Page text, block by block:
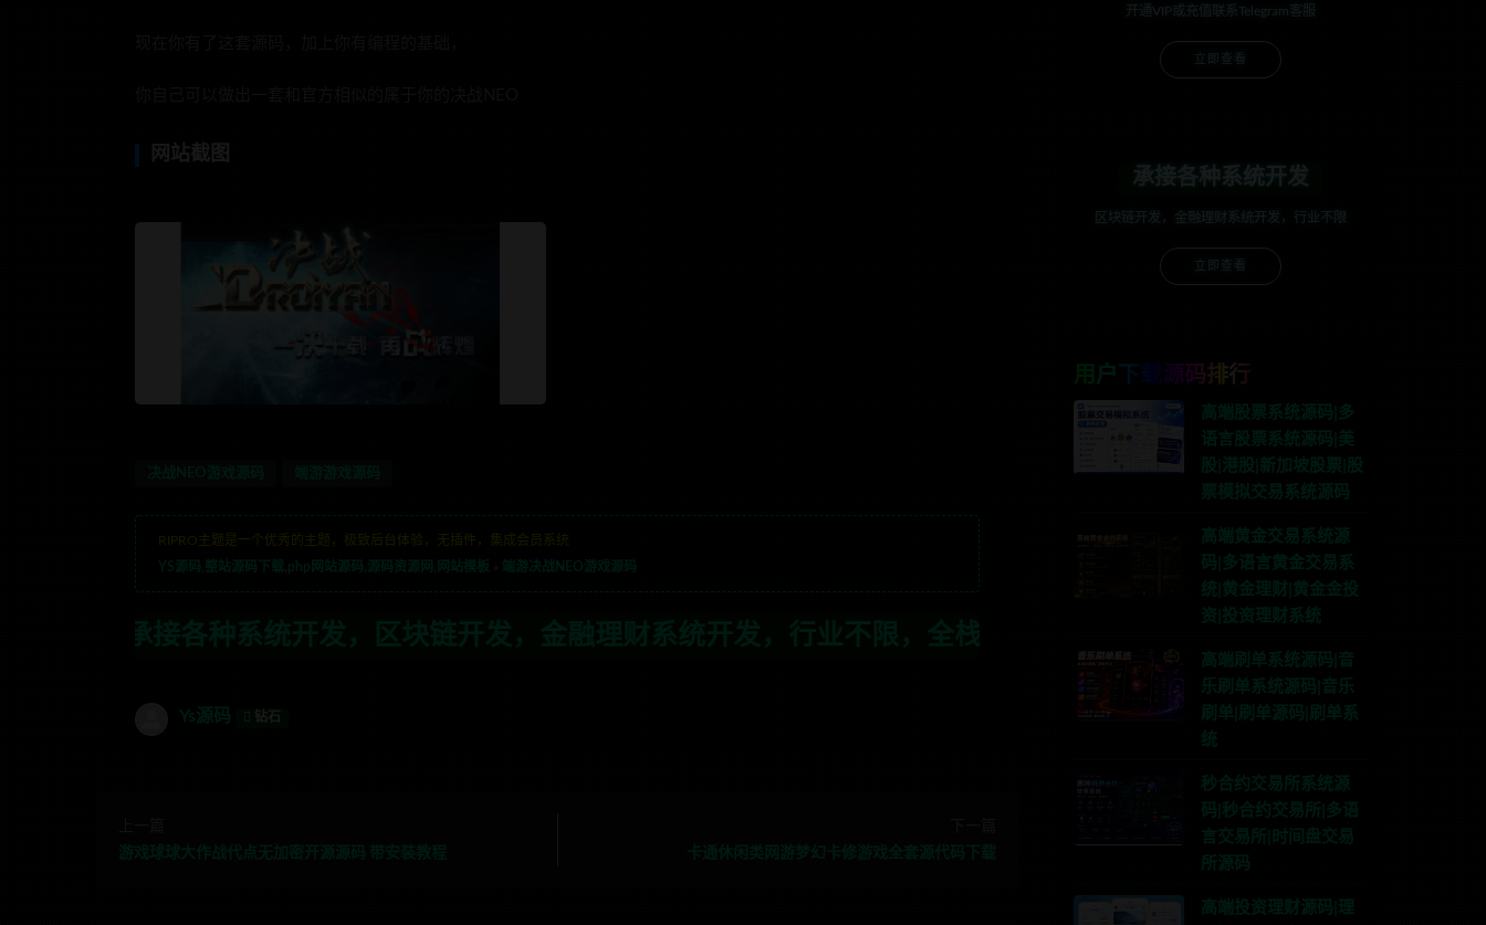
RIPRO主题是一个优秀的主题，极致后台体验，无插件，集成会员系统
YS源码,整站源码下载,php网站源码,源码资源网,网站模板
端游决战NEO游戏源码
Ys源码 钻石
开通VIP或充值联系Telegram客服
立即查看
承接各种系统开发
区块链开发，金融理财系统开发，行业不限
立即查看
用户下载源码排行
高端股票系统源码|多
语言股票系统源码|美
股|港股|新加坡股票|股
票模拟交易系统源码
高端黄金交易系统源
码|多语言黄金交易系
统|黄金理财|黄金金投
资|投资理财系统
高端刷单系统源码|音
乐刷单系统源码|音乐
刷单|刷单源码|刷单系
统
秒合约交易所系统源
码|秒合约交易所|多语
言交易所|时间盘交易
所源码
高端投资理财源码|理